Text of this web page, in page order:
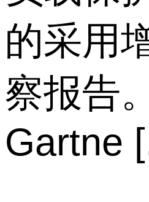
的采用
察报告。
Gartne